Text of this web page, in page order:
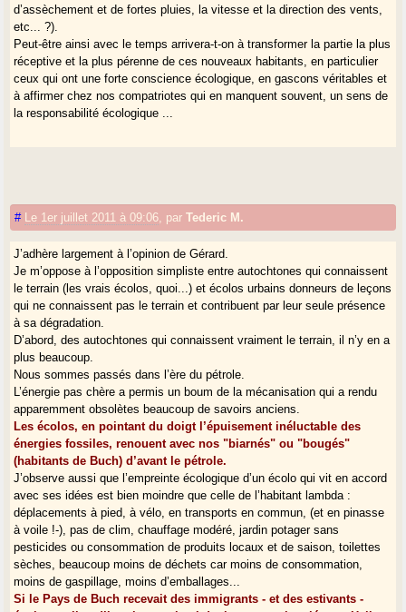
d’assèchement et de fortes pluies, la vitesse et la direction des vents,
etc... ?).
Peut-être ainsi avec le temps arrivera-t-on à transformer la partie la plus
réceptive et la plus pérenne de ces nouveaux habitants, en particulier
ceux qui ont une forte conscience écologique, en gascons véritables et
à affirmer chez nos compatriotes qui en manquent souvent, un sens de
la responsabilité écologique ...
# Le 1er juillet 2011 à 09:06 parTederic M.
J’adhère largement à l’opinion de Gérard.
Je m’oppose à l’opposition simpliste entre autochtones qui connaissent
le terrain (les vrais écolos, quoi...) et écolos urbains donneurs de leçons
qui ne connaissent pas le terrain et contribuent par leur seule présence
à sa dégradation.
D’abord, des autochtones qui connaissent vraiment le terrain, il n’y en a
plus beaucoup.
Nous sommes passés dans l’ère du pétrole.
L’énergie pas chère a permis un boum de la mécanisation qui a rendu
apparemment obsolètes beaucoup de savoirs anciens.
Les écolos, en pointant du doigt l’épuisement inéluctable des
énergies fossiles, renouent avec nos "biarnés" ou "bougés"
(habitants de Buch) d’avant le pétrole.
J’observe aussi que l’empreinte écologique d’un écolo qui vit en accord
avec ses idées est bien moindre que celle de l’habitant lambda :
déplacements à pied, à vélo, en transports en commun, (et en pinasse
à voile !-), pas de clim, chauffage modéré, jardin potager sans
pesticides ou consommation de produits locaux et de saison, toilettes
sèches, beaucoup moins de déchets car moins de consommation,
moins de gaspillage, moins d’emballages...
Si le Pays de Buch recevait des immigrants - et des estivants -